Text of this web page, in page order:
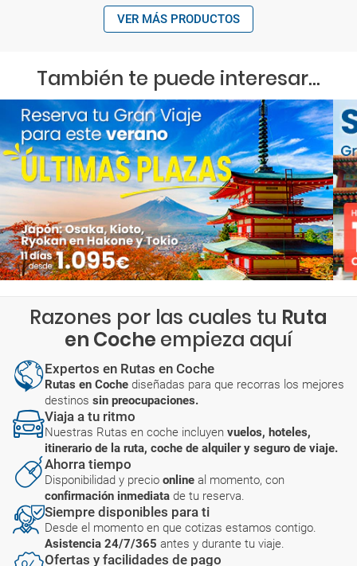
VER MÁS PRODUCTOS
También te puede interesar...
Razones por las cuales tu Ruta
en Coche empieza aquí
Expertos en Rutas en Coche
Rutas en Coche diseñadas para que recorras los mejores
destinos sin preocupaciones.
Viaja a tu ritmo
Nuestras Rutas en coche incluyen vuelos, hoteles,
itinerario de la ruta, coche de alquiler y seguro de viaje.
Ahorra tiempo
Disponibilidad y precio online al momento, con
confirmación inmediata de tu reserva.
Siempre disponibles para ti
Desde el momento en que cotizas estamos contigo.
Asistencia 24/7/365 antes y durante tu viaje.
Ofertas y facilidades de pago